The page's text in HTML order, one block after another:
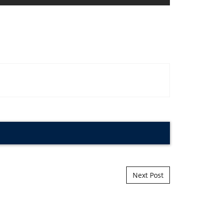
Next Post